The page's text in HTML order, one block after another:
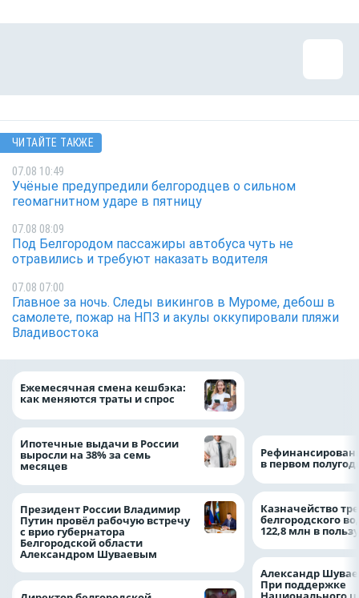
ЧИТАЙТЕ ТАКЖЕ
07.08 10:49
Учёные предупредили белгородцев о сильном
геомагнитном ударе в пятницу
07.08 08:09
Под Белгородом пассажиры автобуса чуть не
отравились и требуют наказать водителя
07.08 07:00
Главное за ночь. Следы викингов в Муроме, дебош в
самолете, пожар на НПЗ и акулы оккупировали пляжи
Владивостока
Ежемесячная смена кешбэка:
как меняются траты и спрос
Ипотечные выдачи в России
выросли на 38% за семь
месяцев
Президент России Владимир
Путин провёл рабочую встречу
с врио губернатора
Белгородской области
Александром Шуваевым
в первом
Казначейство
белгородского
122,8 млн в
Александр
При поддержке